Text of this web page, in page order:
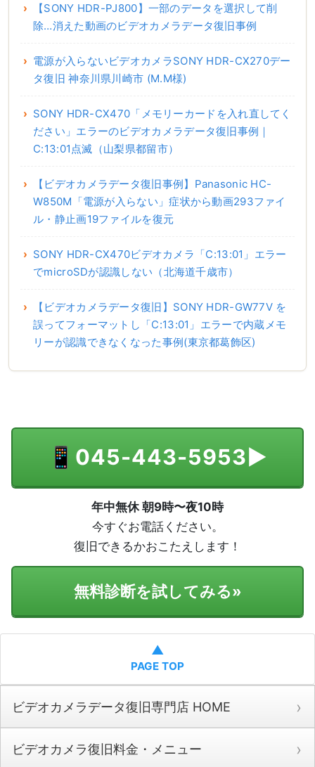
【SONY HDR-PJ800】一部のデータを選択して削
除…消えた動画のビデオカメラデータ復旧事例
電源が入らないビデオカメラSONY HDR-CX270デー
タ復旧 神奈川県川崎市 (M.M様)
SONY HDR-CX470「メモリーカードを入れ直してく
ださい」エラーのビデオカメラデータ復旧事例｜
C:13:01点滅（山梨県都留市）
【ビデオカメラデータ復旧事例】Panasonic HC-
W850M「電源が入らない」症状から動画293ファイ
ル・静止画19ファイルを復元
SONY HDR-CX470ビデオカメラ「C:13:01」エラー
でmicroSDが認識しない（北海道千歳市）
【ビデオカメラデータ復旧】SONY HDR-GW77V を
誤ってフォーマットし「C:13:01」エラーで内蔵メモ
リーが認識できなくなった事例(東京都葛飾区)
📱 045-443-5953▶
年中無休 朝9時〜夜10時
今すぐお電話ください。
復旧できるかおこたえします！
無料診断を試してみる»
▲
PAGE TOP
ビデオカメラデータ復旧専門店 HOME
ビデオカメラ復旧料金・メニュー